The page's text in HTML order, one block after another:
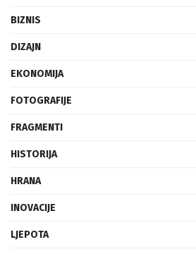
BIZNIS
DIZAJN
EKONOMIJA
FOTOGRAFIJE
FRAGMENTI
HISTORIJA
HRANA
INOVACIJE
LJEPOTA